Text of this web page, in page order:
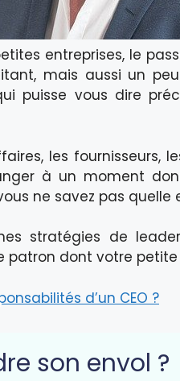
entreprises, le
mais aussi un
puisse vous dire
les fournisseurs,
à un moment
ne savez pas
stratégies de
dont votre petite
d’un CEO ?
son envol ?